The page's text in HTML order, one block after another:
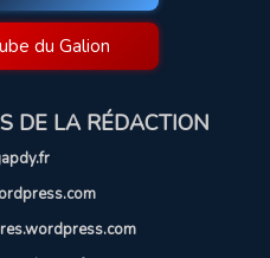
du Galion
DE LA RÉDACTION